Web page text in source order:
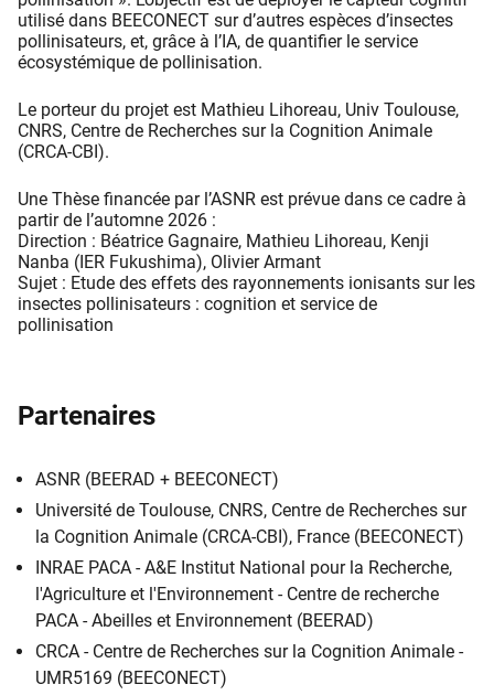
utilisé dans BEECONECT sur d’autres espèces d’insectes
pollinisateurs, et, grâce à l’IA, de quantifier le service
écosystémique de pollinisation.
Le porteur du projet est Mathieu Lihoreau, Univ Toulouse,
CNRS, Centre de Recherches sur la Cognition Animale
(CRCA-CBI).
Une Thèse financée par l’ASNR est prévue dans ce cadre à
partir de l’automne 2026 :
Direction : Béatrice Gagnaire, Mathieu Lihoreau, Kenji
Nanba (IER Fukushima), Olivier Armant
Sujet : Etude des effets des rayonnements ionisants sur les
insectes pollinisateurs : cognition et service de
pollinisation
Partenaires
ASNR (BEERAD + BEECONECT)
Université de Toulouse, CNRS, Centre de Recherches sur
la Cognition Animale (CRCA-CBI), France (BEECONECT)
INRAE PACA - A&E Institut National pour la Recherche,
l'Agriculture et l'Environnement - Centre de recherche
PACA - Abeilles et Environnement (BEERAD)
CRCA - Centre de Recherches sur la Cognition Animale -
UMR5169 (BEECONECT)